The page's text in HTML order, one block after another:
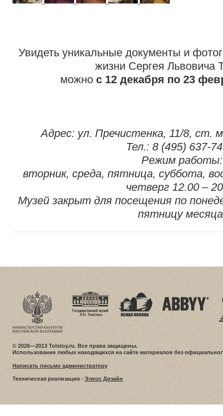
Увидеть уникальные документы и
жизни Сергея Львовича
можно с 12 декабря по 23
Адрес: ул. Пречистенка, 11/8, ст.
Тел.: 8 (495) 637-
Режим работы:
вторник, среда, пятница, суббота,
четверг 12.00 –
Музей закрыт для посещения по
пятницу
© 2026—2013 Tolstoy.ru. Все права защищены.
Использование любых находящихся на сайте материалов без
Написать письмо администратору
Техническая реализация - Элкос Дизайн